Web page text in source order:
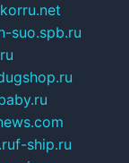
korru.net
suo.spb.ru
f-ship.ru